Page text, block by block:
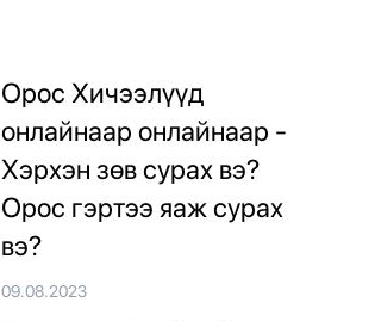
Орос Хичээлүүд
онлайнаар онлайнаар -
Хэрхэн зөв сурах вэ?
Орос гэртээ яаж сурах
вэ?
09.08.2023